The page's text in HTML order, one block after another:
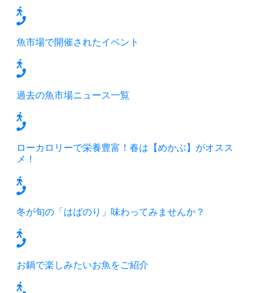
魚市場で開催されたイベント
過去の魚市場ニュース一覧
ローカロリーで栄養豊富！春は【めかぶ】がオスス
メ！
冬が旬の「はばのり」味わってみませんか？
お鍋で楽しみたいお魚をご紹介